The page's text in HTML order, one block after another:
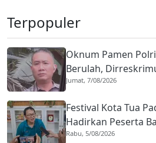
Terpopuler
Oknum Pamen
Berulah,
Kekerasan dengan
Jumat, 7/08/2026
Festival Kota Tua
Hadirkan Peserta
Negara
Rabu, 5/08/2026